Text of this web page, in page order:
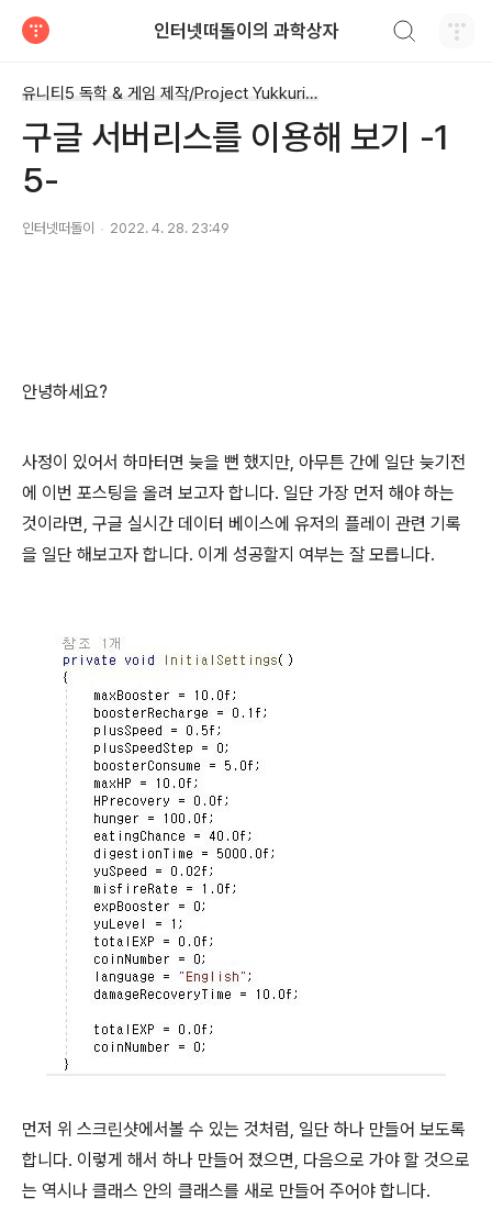
인터넷떠돌이의 과학상자
유니티5 독학 & 게임 제작/Project Yukkuri Run
구글 서버리스를 이용해 보기 -1
5-
인터넷떠돌이 2022. 4. 28. 23:49
안녕하세요?
사정이 있어서 하마터면 늦을 뻔 했지만, 아무튼 간에 일단 늦기전
에 이번 포스팅을 올려 보고자 합니다. 일단 가장 먼저 해야 하는
것이라면, 구글 실시간 데이터 베이스에 유저의 플레이 관련 기록
을 일단 해보고자 합니다. 이게 성공할지 여부는 잘 모릅니다.
먼저 위 스크린샷에서볼 수 있는 것처럼, 일단 하나 만들어 보도록
합니다. 이렇게 해서 하나 만들어 졌으면, 다음으로 가야 할 것으로
는 역시나 클래스 안의 클래스를 새로 만들어 주어야 합니다.